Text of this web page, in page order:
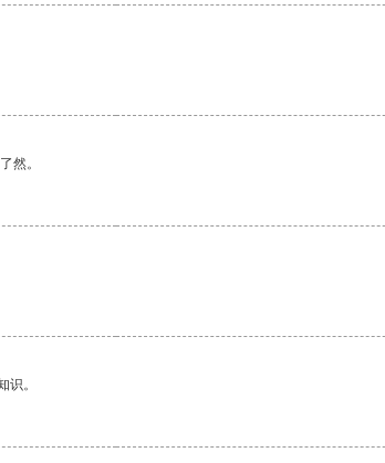
然。
。